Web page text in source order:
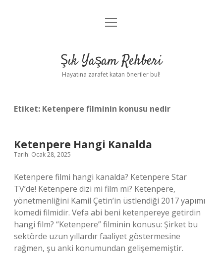
Anasayfa
Yasal Uyarı
menüyü
Şık Yaşam Rehberi
Hayatına zarafet katan öneriler bul!
Etiket: Ketenpere filminin konusu nedir
Ketenpere Hangi Kanalda
Tarih: Ocak 28, 2025
Ketenpere filmi hangi kanalda? Ketenpere Star
TV’de! Ketenpere dizi mi film mi? Ketenpere,
yönetmenliğini Kamil Çetin’in üstlendiği 2017 yapımı
komedi filmidir. Vefa abi beni ketenpereye getirdin
hangi film? “Ketenpere” filminin konusu: Şirket bu
sektörde uzun yıllardır faaliyet göstermesine
rağmen, şu anki konumundan gelişememiştir.